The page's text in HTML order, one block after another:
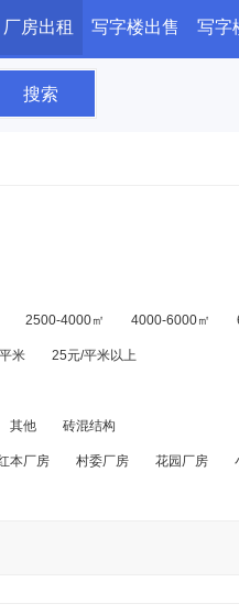
厂房出租 写字楼出售 写字
搜索
2500-4000㎡ 4000-6000㎡
米 25元/平米以上
其他 砖混结构
本厂房 村委厂房 花园厂房